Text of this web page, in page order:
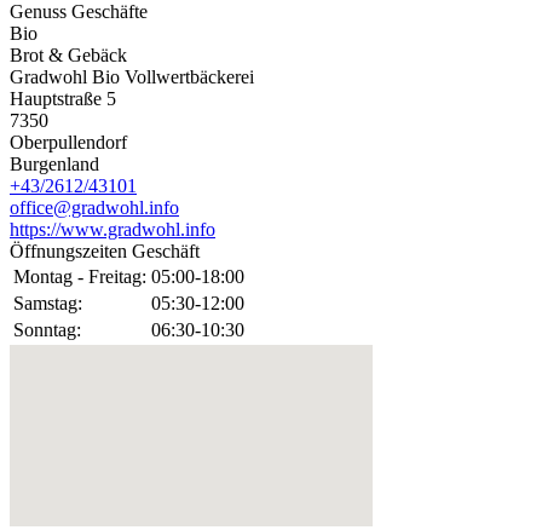
Genuss Geschäfte
Bio
Brot & Gebäck
Gradwohl Bio Vollwertbäckerei
Hauptstraße 5
7350
Oberpullendorf
Burgenland
+43/2612/43101
office@gradwohl.info
https://www.gradwohl.info
Öffnungszeiten Geschäft
Montag - Freitag: 05:00-18:00
Samstag:
05:30-12:00
Sonntag:
06:30-10:30